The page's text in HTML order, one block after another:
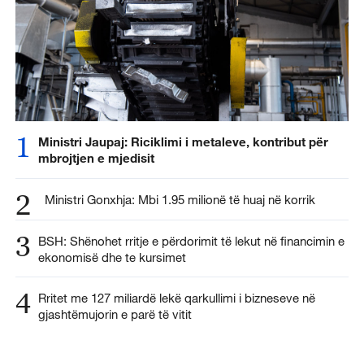
1
Ministri Jaupaj: Riciklimi i metaleve, kontribut për
mbrojtjen e mjedisit
2 Ministri Gonxhja: Mbi 1.95 milionë të huaj në korrik
3
BSH: Shënohet rritje e përdorimit të lekut në financimin e
ekonomisë dhe te kursimet
4 Rritet me 127 miliardë lekë qarkullimi i bizneseve në
gjashtëmujorin e parë të vitit